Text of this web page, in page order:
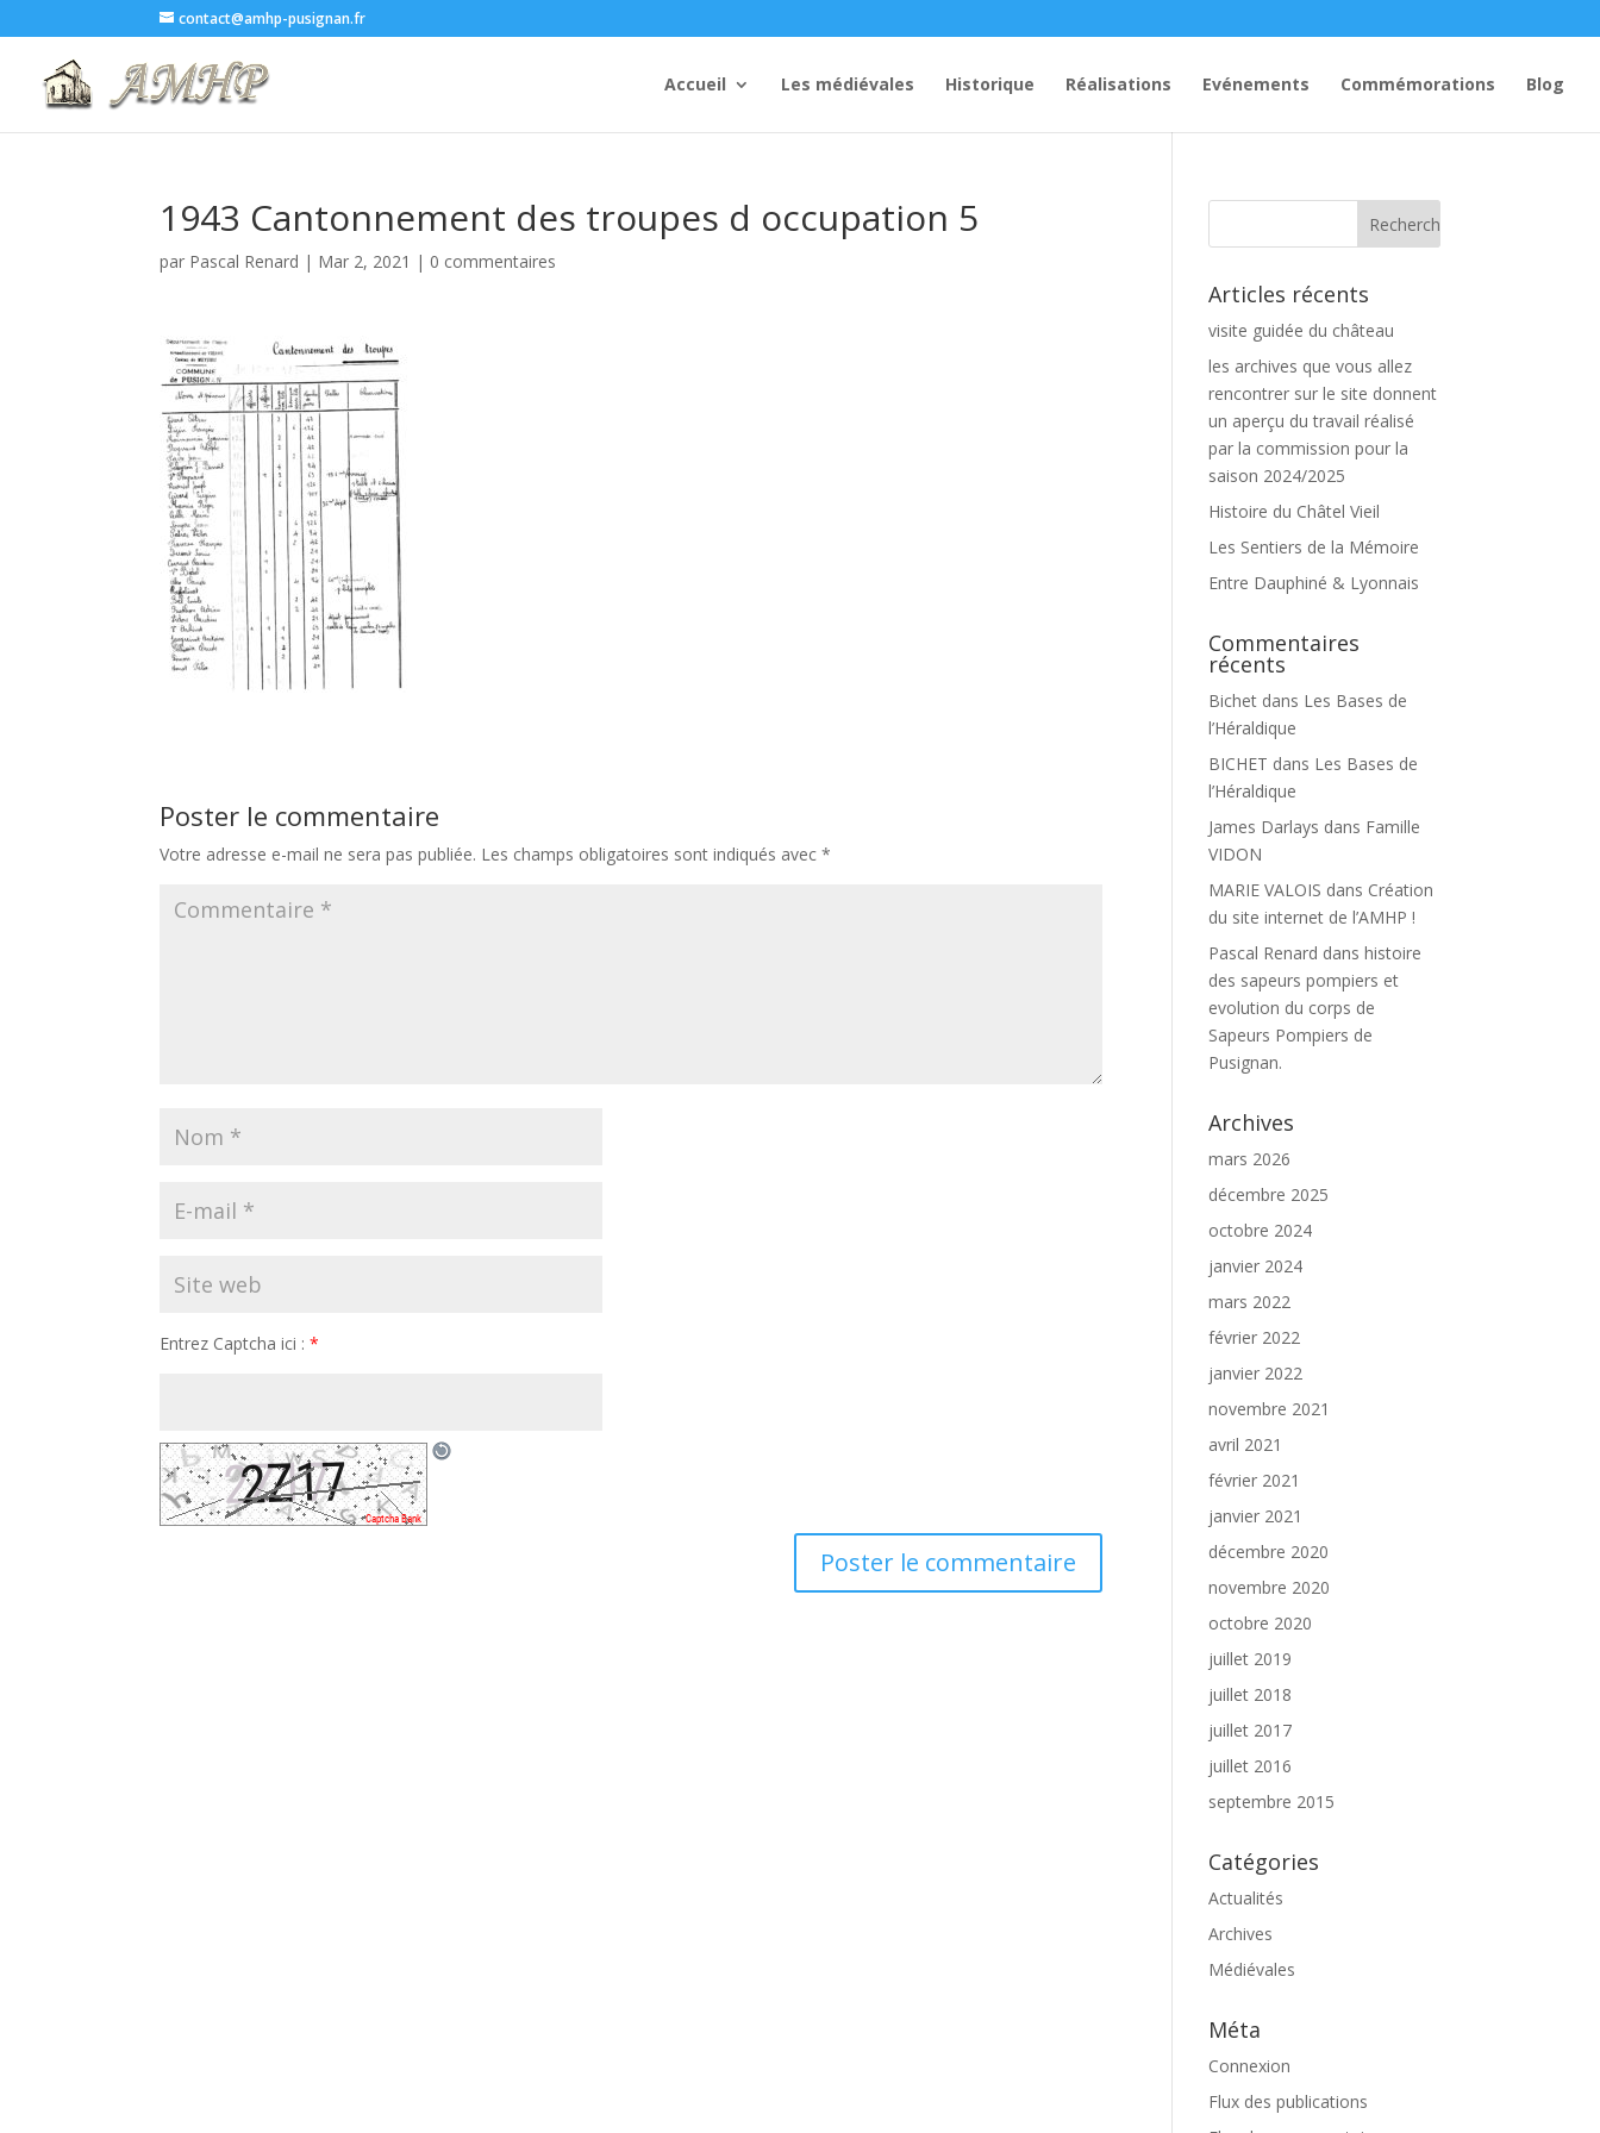
contact@amhp-pusignan.fr
Accueil Les médiévales Historique Réalisations Evénements Commémorations Blog
1943 Cantonnement des troupes d occupation 5
par Pascal Renard | Mar 2, 2021 | 0 commentaires
Poster le commentaire
Votre adresse e-mail ne sera pas publiée. Les champs obligatoires sont indiqués avec*
Entrez Captcha ici :*
Articles récents
visite guidée du château
les archives que vous allez
rencontrer sur le site donnent
un aperçu du travail réalisé
par la commission pour la
saison 2024/2025
Histoire du Châtel Vieil
Les Sentiers de la Mémoire
Entre Dauphiné & Lyonnais
Commentaires
récents
Bichet dans Les Bases de
l’Héraldique
BICHET dans Les Bases de
l’Héraldique
James Darlays dans Famille
VIDON
MARIE VALOIS dans Création
du site internet de l’AMHP !
Pascal Renard danshistoire
des sapeurs pompiers et
evolution du corps de
Sapeurs Pompiers de
Pusignan.
Archives
mars 2026
décembre 2025
octobre 2024
janvier 2024
mars 2022
février 2022
janvier 2022
novembre 2021
avril 2021
février 2021
janvier 2021
décembre 2020
novembre 2020
octobre 2020
juillet 2019
juillet 2018
juillet 2017
juillet 2016
septembre 2015
Catégories
Actualités
Archives
Médiévales
Méta
Connexion
Flux des publications